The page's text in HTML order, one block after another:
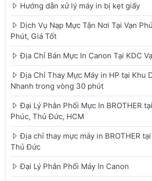
Hướng dẫn xử lý máy in bị kẹt giấy
Dịch Vụ Nạp Mực Tận Nơi Tại Vạn
Phút, Giá Tốt
Địa Chỉ Bán Mực In Canon Tại KDC
Địa Chỉ Thay Mực Máy in HP tại Khu
Nhanh trong vòng 30 phút
Đại Lý Phân Phối Mực In BROTHER
Phúc, Thủ Đức, HCM
Địa chỉ thay mực máy in BROTHER
Thủ Đức
Đại Lý Phân Phối Máy In Canon